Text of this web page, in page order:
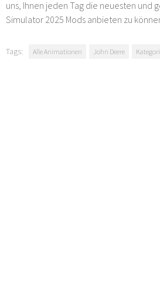
uns, Ihnen jeden Tag die neuesten und
Simulator 2025 Mods anbieten zu
Tags: Alle Animationen John Deere